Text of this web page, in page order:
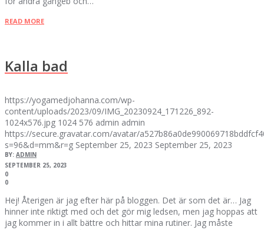
READ MORE
Kalla bad
https://yogamedjohanna.com/wp-
content/uploads/2023/09/IMG_20230924_171226_892-
1024x576.jpg 1024 576 admin admin
https://secure.gravatar.com/avatar/
s=96&d=mm&r=g September 25, 2023 September 25, 2023
BY: ADMIN
SEPTEMBER 25, 2023
0
0
Hej! Återigen är jag efter här på bloggen. Det är som det är… Jag
hinner inte riktigt med och det gör mig ledsen, men jag hoppas att
jag kommer in i allt bättre och hittar mina rutiner. Jag måste